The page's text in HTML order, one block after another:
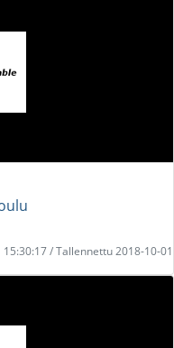
15:30:17 / Tallennettu 2018-10-01